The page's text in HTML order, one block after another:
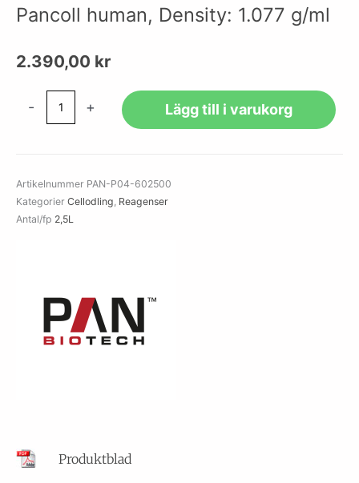
Pancoll human, Density: 1.077 g/ml
2.390,00 kr
-
mängd
+ Lägg till i varukorg
Artikelnummer PAN-P04-602500
Kategorier Cellodling, Reagenser
Antal/fp 2,5L
Produktblad